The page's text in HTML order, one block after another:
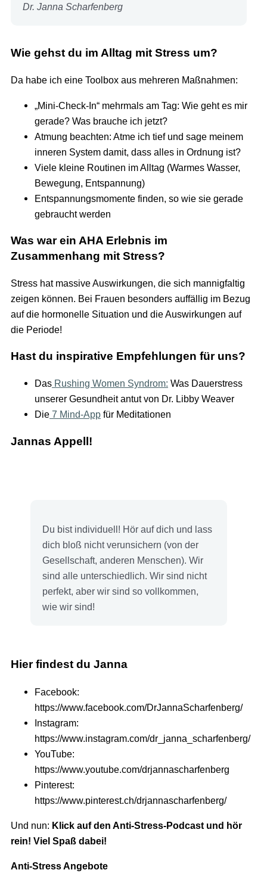
Dr. Janna Scharfenberg
Wie gehst du im Alltag mit Stress um?
Da habe ich eine Toolbox aus mehreren Maßnahmen:
„Mini-Check-In“ mehrmals am Tag: Wie geht es mir
gerade? Was brauche ich jetzt?
Atmung beachten: Atme ich tief und sage meinem
inneren System damit, dass alles in Ordnung ist?
Viele kleine Routinen im Alltag (Warmes Wasser,
Bewegung, Entspannung)
Entspannungsmomente finden, so wie sie gerade
gebraucht werden
Was war ein AHA Erlebnis im
Zusammenhang mit Stress?
Stress hat massive Auswirkungen, die sich mannigfaltig
zeigen können. Bei Frauen besonders auffällig im Bezug
auf die hormonelle Situation und die Auswirkungen auf
die Periode!
Hast du inspirative Empfehlungen für uns?
Das Rushing Women Syndrom: Was Dauerstress
unserer Gesundheit antut von Dr. Libby Weaver
Die 7 Mind-App für Meditationen
Jannas Appell!
Du bist individuell! Hör auf dich und lass
dich bloß nicht verunsichern (von der
Gesellschaft, anderen Menschen). Wir
sind alle unterschiedlich. Wir sind nicht
perfekt, aber wir sind so vollkommen,
wie wir sind!
Hier findest du Janna
Facebook:
https://www.facebook.com/DrJannaScharfenberg/
Instagram:
https://www.instagram.com/dr_janna_scharfenberg/
YouTube:
https://www.youtube.com/drjannascharfenberg
Pinterest:
https://www.pinterest.ch/drjannascharfenberg/
Und nun: Klick auf den Anti-Stress-Podcast und hör
rein! Viel Spaß dabei!
Anti-Stress Angebote